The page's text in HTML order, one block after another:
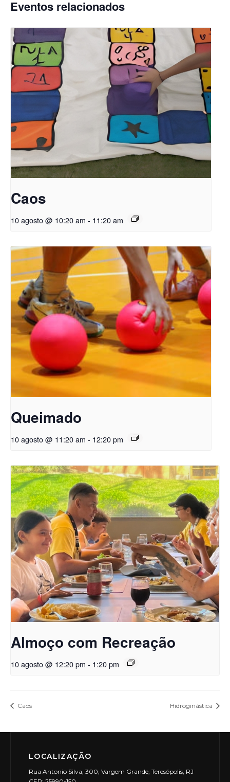
Eventos relacionados
Caos
10 agosto @ 10:20 am - 11:20 am
Queimado
10 agosto @ 11:20 am - 12:20 pm
Almoço com Recreação
10 agosto @ 12:20 pm - 1:20 pm
Caos Hidroginástica
LOCALIZAÇÃO
Rua Antonio Silva, 300, Vargem Grande, Teresópolis, RJ